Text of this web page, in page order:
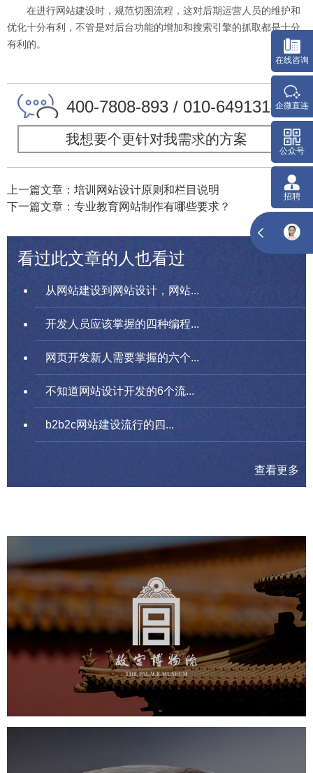
在进行网站建设时，规范切图流程，这对后期运营人员的维护和
优化十分有利，不管是对后台功能的增加和搜索引擎的抓取都是十分
有利的。
400-7808-893 / 010-64913142
我想要个更针对我需求的方案
上一篇文章：培训网站设计原则和栏目说明
下一篇文章：专业教育网站制作有哪些要求？
看过此文章的人也看过
从网站建设到网站设计，网站...
开发人员应该掌握的四种编程...
网页开发新人需要掌握的六个...
不知道网站设计开发的6个流...
b2b2c网站建设流行的四...
查看更多
故宫博物院
文化艺术 博物馆 智慧博物馆
博物馆网站建设
景区网站建设
文创商城 万能专题 网站代运营